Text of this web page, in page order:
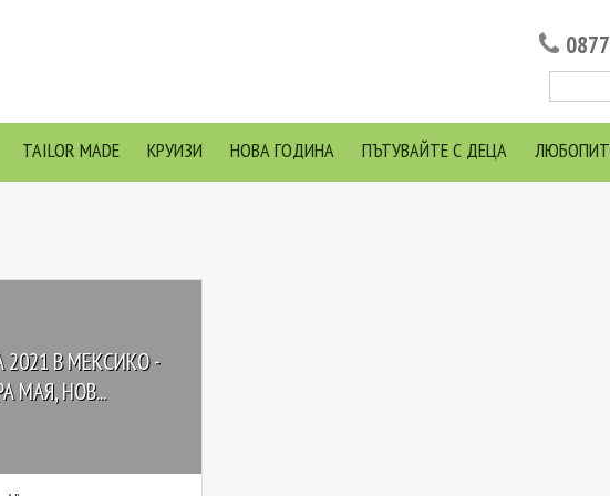
TAILOR MADE КРУИЗИ НОВА ГОДИНА ПЪТУВАЙТЕ С ДЕЦА
В МЕКСИКО -
МАЯ, НОВ...